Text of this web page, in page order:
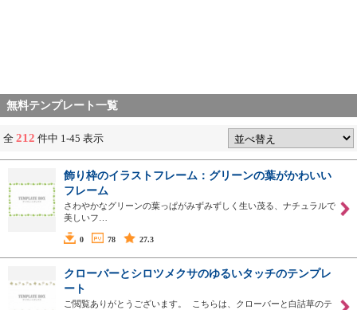
無料テンプレート一覧
全 212 件中 1-45 表示
飾り枠のイラストフレーム：グリーンの葉がかわいい
フレーム
さわやかなグリーンの葉っぱがみずみずしく生い茂る、ナチュラルで
美しいフ…
0 78 27.3
クローバーとシロツメクサのゆるいタッチのテンプレ
ート
ご閲覧ありがとうございます。 こちらは、クローバーと白詰草のテ